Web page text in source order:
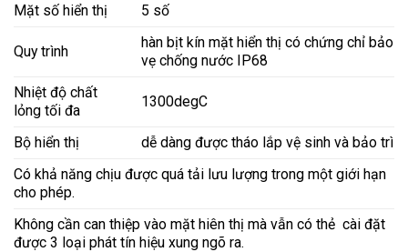
Mặt số hiển thị
5 số
Quy trình
hàn bịt kín mặt hiển thị có chứng chỉ bảo
vẹ chống nước IP68
Nhiệt độ chất
lỏng tối đa
1300degC
Bộ hiển thị
dễ dàng được tháo lắp vệ sinh và bảo trì
Có khả năng chịu được quá tải lưu lượng trong một giới hạn
cho phép.
Không cần can thiệp vào mặt hiên thị mà vẫn có thẻ cài đặt
được 3 loại phát tín hiệu xung ngõ ra.